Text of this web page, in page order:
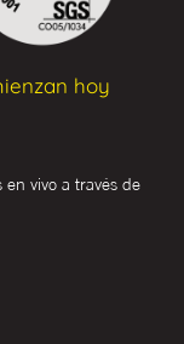
hoy
vivo a través de